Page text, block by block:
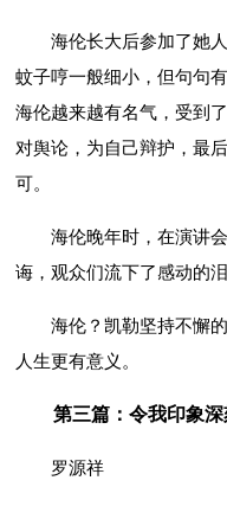
海伦长大后参加了她人
蚊子哼一般细小，但句句
海伦越来越有名气，受到
对舆论，为自己辩护，最
可。
海伦晚年时，在演讲会
诲，观众们流下了感动的泪
海伦？凯勒坚持不懈的
人生更有意义。
第三篇：令我印象深
罗源祥